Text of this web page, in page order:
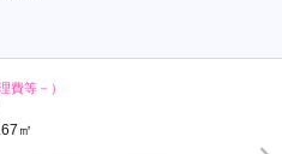
費等－）
㎡